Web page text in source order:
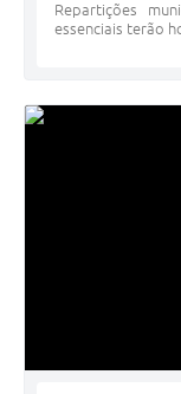
Repartições
essenciais terão